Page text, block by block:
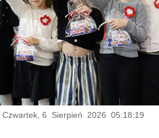
Czwartek, 6 Sierpień 2026 05:18:20